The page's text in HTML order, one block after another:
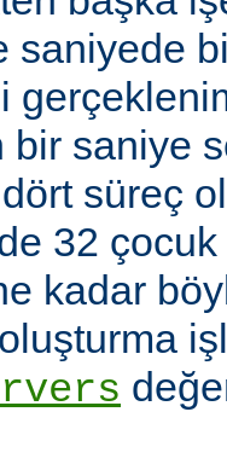
saniyede
bir saniye
süreç
32
kadar